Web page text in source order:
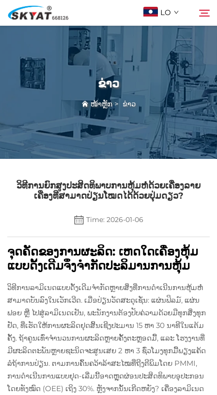
LO
ກ່ຽວກັບ Skyat
ເຄື່ອງຫຸ້ມດ້ວຍພາດສະຕິກບໍ່ຮົ່ວ
ວິດີໂອ້ & ການແລະຫຼວງ
ໂຄງການ
ຂ່າວ
ຄົ້ນຫາ
ຂ່າວ
ໜ້າຫຼັກ> ຂ່າວ
ວິທີການຍົກສູງປະສິດທິພາບການຫຸ້ມຫໍ່ດ້ວຍເຄື່ອງລາຍ
ເຄືອງທີ່ສາມາດປ່ຽນໂໝດໄດ້ດ້ວຍປຸ່ມດຽວ?
Time: 2026-01-06
ຈຸດຄັດຂອງການຜະລິດ: ເຫດໃດເຄື່ອງຫຸ້ມ
ແບບດັ້ງເດີມຈຶ່ງຈຳກັດປະລິມານການຫຸ້ມ
ວິທີການລາມິເນດແບບດັ້ງເດີມຈຳກັດຫຼາຍສິ່ງທີ່ການດຳເນີນການຫຸ້ມຫໍ່
ສາມາດບັນລົງໃນເວັກເວີດ. ເມື່ອປ່ຽນວັດສະດຸເຊັ່ນ: ແຜ່ນຟິລມ໌, ແຜ່ນ
ຟອຍ ຫຼື ໄປສູ່ລາມິເນດເຢັນ, ພະນັກງານຕ້ອງປັບຄ່ວາມດ້ວຍມືທຸກສິ່ງທຸກ
ຢັດ, ທີ່ເຮັດໃຫ້ການຜະລິດຢຸດສິ້ນເຊີງປະມານ 15 ຫາ 30 ນາທີໃນແຕ້ມ
ຄັ້ງ. ຖ້າຄູນເທົ່າຈຳນວນການຜະລິດຫຼາຍຄັ້ງຕະຫຼອດມື້, ແລະ ໂຮງງານທີ່
ມີຜະລິດຕະພັນຫຼາຍຊະນິດຈະສູນເສຍ 2 ຫາ 3 ຊົ່ວໂມງທຸກມື້ພຽງແຄ້ດ
ລໍຖ້າການປ່ຽນ. ຕາມການຄົ້ນຄວ້າລ້າສະໄໝທີ່ຖີງຕີພິມໂດຍ PMMI,
ການດຳເນີນການແບບຢຸດ-ເລີ່ມນີ້ອາດຫຼຸດຜ່ອນປະສິດທິພາບອຸປະກອນ
ໂດຍທັງໝົດ (OEE) ເຖິງ 30%. ຫຼັງຈາກນັ້ນເກີດຫຍັງ? ເຄື່ອງລາມິເນດ